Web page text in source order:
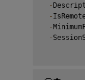
-
-
-
-